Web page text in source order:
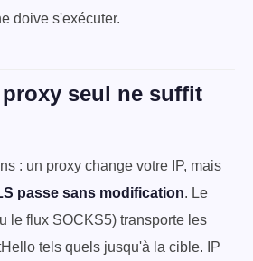
doive s'exécuter.
seul ne suffit
: un proxy change votre IP, mais
passe sans modification. Le
le flux SOCKS5) transporte les
tels quels jusqu'à la cible. IP